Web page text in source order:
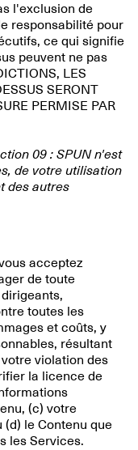
l'exclusion de
responsabilité pour
ce qui signifie
peuvent ne pas
LES
SERONT
PERMISE PAR
09 : SPUN n'est
de votre utilisation
des autres
acceptez
de toute
toutes les
et coûts, y
résultant
violation des
la licence de
(c) votre
le Contenu que
les Services.